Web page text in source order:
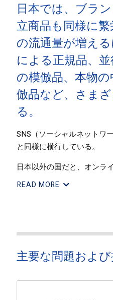
日本では、ブラ
立商品も同様に
の流通量が増え
による正規品、
の模倣品、本物
倣品など、さま
る。
SNS（ソーシャルネットワ
と同様に横行している。
日本以外の国だと、オンラ
られている）及び「中古品
全体のほんの一部にすぎな
最近まで、日本には、模倣
を提供するサイト側も、対
READ MORE
主要な問題およ